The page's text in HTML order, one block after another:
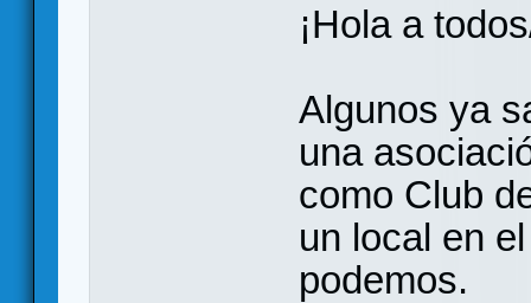
¡Hola a
Algunos ya
una
como Club
un local en
podemos.